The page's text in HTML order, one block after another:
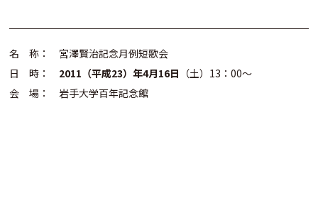
名 称： 宮澤賢治記念月例短歌会
日 時： 2011（平成23）年4月16日 （土）13：00～
会 場： 岩手大学百年記念館